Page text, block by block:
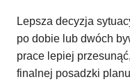
Lepsza decyzja
po dobie lub dwóch
prace lepiej
finalnej posadzki